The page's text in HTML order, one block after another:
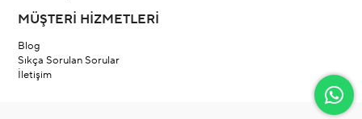
MÜŞTERİ HİZMETLERİ
Blog
Sıkça Sorulan Sorular
İletişim